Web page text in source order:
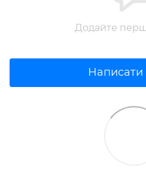
Додайте
Написати